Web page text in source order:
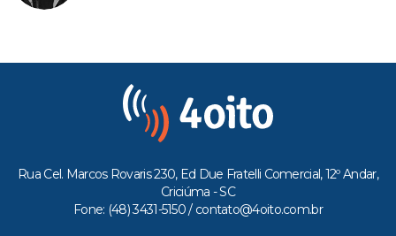
Rua Cel. Marcos Rovaris 230, Ed Due Fratelli Comercial, 12º Andar,
Criciúma - SC
Fone: (48) 3431-5150 / contato@4oito.com.br